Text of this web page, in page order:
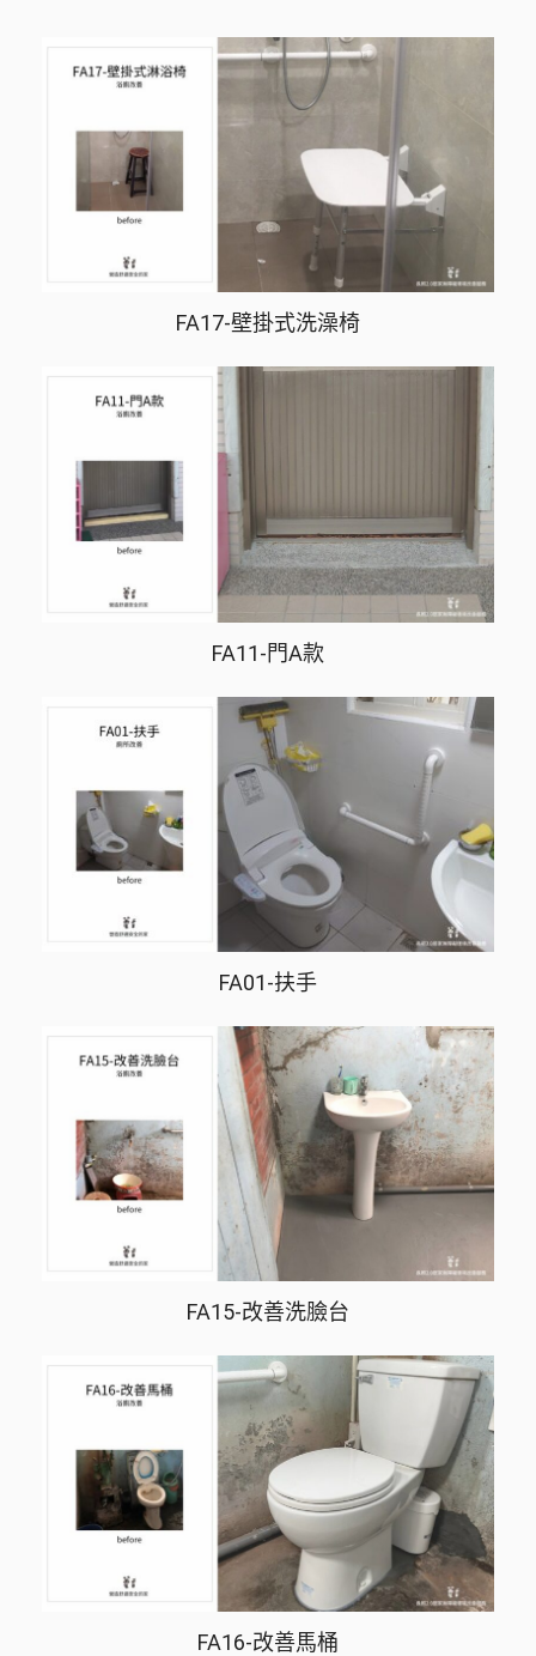
FA17-壁掛式洗澡椅
FA11-門A款
FA01-扶手
FA15-改善洗臉台
FA16-改善馬桶